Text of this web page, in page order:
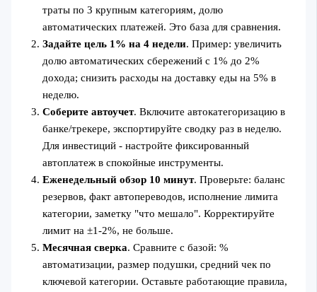
траты по 3 крупным категориям, долю
автоматических платежей. Это база для сравнения.
Задайте цель 1% на 4 недели. Пример: увеличить
долю автоматических сбережений с 1% до 2%
дохода; снизить расходы на доставку еды на 5% в
неделю.
Соберите автоучет. Включите автокатегоризацию в
банке/трекере, экспортируйте сводку раз в неделю.
Для инвестиций - настройте фиксированный
автоплатеж в спокойные инструменты.
Еженедельный обзор 10 минут. Проверьте: баланс
резервов, факт автопереводов, исполнение лимита
категории, заметку "что мешало". Корректируйте
лимит на ±1-2%, не больше.
Месячная сверка. Сравните с базой: %
автоматизации, размер подушки, средний чек по
ключевой категории. Оставьте работающие правила,